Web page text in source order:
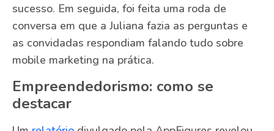
sucesso. Em seguida, foi feita uma roda de
conversa em que a Juliana fazia as perguntas e
as convidadas respondiam falando tudo sobre
mobile marketing na prática.
Empreendedorismo: como se
destacar